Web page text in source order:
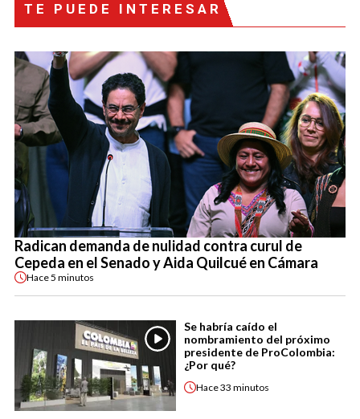
TE PUEDE INTERESAR
Radican demanda de nulidad contra curul de
Cepeda en el Senado y Aida Quilcué en Cámara
Hace5 minutos
Se habría caído el
nombramiento del próximo
presidente de ProColombia:
¿Por qué?
Hace33 minutos